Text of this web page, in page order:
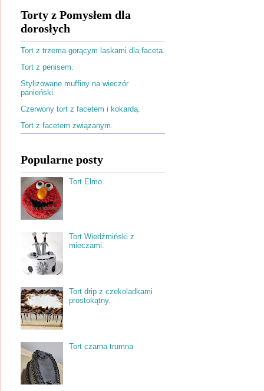
Torty z Pomysłem dla
dorosłych
Tort z trzema gorącym laskami dla faceta.
Tort z penisem.
Stylizowane muffiny na wieczór
panieński.
Czerwony tort z facetem i kokardą.
Tort z facetem związanym.
Popularne posty
Tort Elmo.
Tort Wiedźmiński z
mieczami.
Tort drip z czekoladkami
prostokątny.
Tort czarna trumna